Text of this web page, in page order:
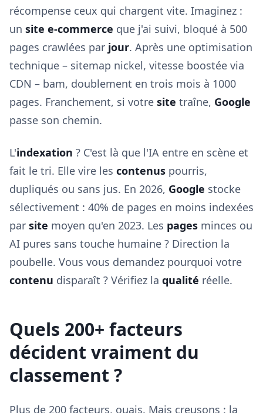
récompense ceux qui chargent vite. Imaginez :
un site e-commerce que j'ai suivi, bloqué à 500
pages crawlées par jour. Après une optimisation
technique – sitemap nickel, vitesse boostée via
CDN – bam, doublement en trois mois à 1000
pages. Franchement, si votre site traîne, Google
passe son chemin.
L'indexation ? C'est là que l'IA entre en scène et
fait le tri. Elle vire les contenus pourris,
dupliqués ou sans jus. En 2026, Google stocke
sélectivement : 40% de pages en moins indexées
par site moyen qu'en 2023. Les pages minces ou
AI pures sans touche humaine ? Direction la
poubelle. Vous vous demandez pourquoi votre
contenu disparaît ? Vérifiez la qualité réelle.
Quels 200+ facteurs
décident vraiment du
classement ?
Plus de 200 facteurs, ouais. Mais creusons : la